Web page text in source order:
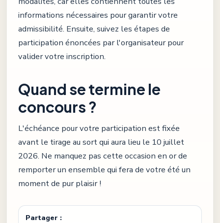
informations nécessaires pour garantir votre
admissibilité. Ensuite, suivez les étapes de
participation énoncées par l'organisateur pour
valider votre inscription.
Quand se termine le
concours ?
L'échéance pour votre participation est fixée
avant le tirage au sort qui aura lieu le 10 juillet
2026. Ne manquez pas cette occasion en or de
remporter un ensemble qui fera de votre été un
moment de pur plaisir !
Partager :